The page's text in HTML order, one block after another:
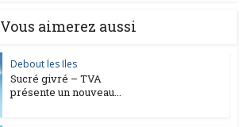
Vous aimerez aussi
Debout les Iles
Sucré givré – TVA
présente un nouveau...